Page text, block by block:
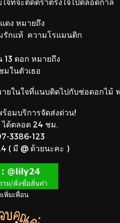
ดง หมายถึง
รักแท้ ความโรแมนติก
13 ดอก หมายถึง
ในตัวเธอ
ในใจที่แนบติดไปกับช่อดอกไม้
อมบริการจัดส่งด่วน!
ได้ตลอด 24 ชม.
3386-123
( มี @ ด้วยนะคะ )
พิ่มเพื่อน